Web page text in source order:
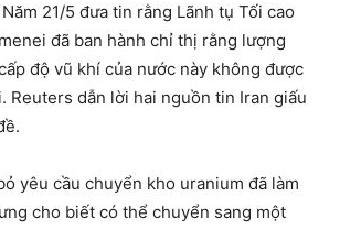
21/5 đưa tin rằng Lãnh tụ Tối cao
đã ban hành chỉ thị rằng lượng
độ vũ khí của nước này không được
Reuters dẫn lời hai nguồn tin Iran giấu
yêu cầu chuyển kho uranium đã làm
cho biết có thể chuyển sang một